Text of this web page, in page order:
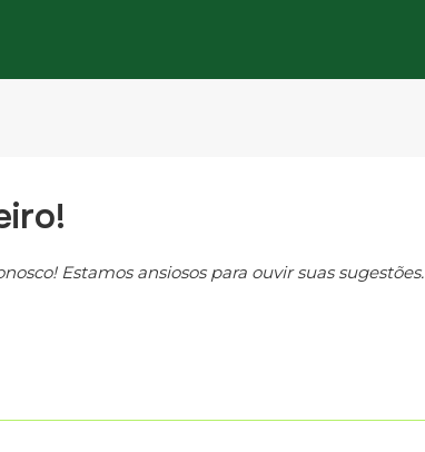
Estamos ansiosos para ouvir suas sugestões.